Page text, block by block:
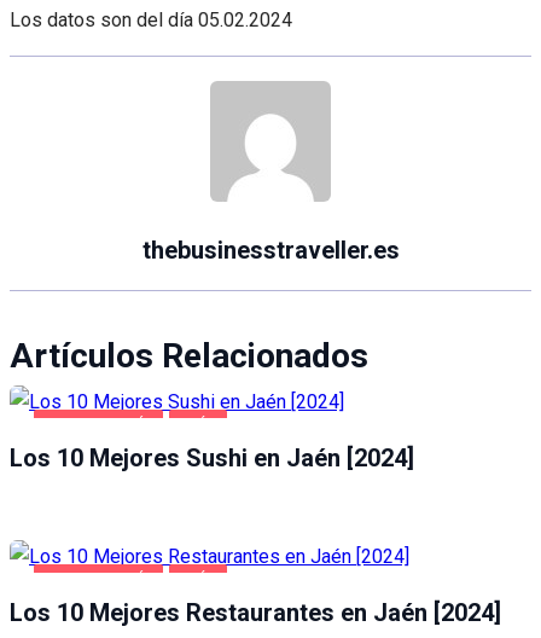
Los datos son del día 05.02.2024
thebusinesstraveller.es
Artículos Relacionados
Los 10 Mejores Sushi en Jaén [2024]
Los 10 Mejores Restaurantes en Jaén [2024]